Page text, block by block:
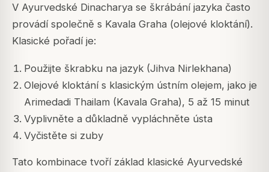
V Ayurvedské Dinacharya se škrábání jazyka často
provádí společně s Kavala Graha (olejové kloktání).
Klasické pořadí je:
Použijte škrabku na jazyk (Jihva Nirlekhana)
Olejové kloktání s klasickým ústním olejem, jako je
Arimedadi Thailam (Kavala Graha), 5 až 15 minut
Vyplivněte a důkladně vypláchněte ústa
Vyčistěte si zuby
Tato kombinace tvoří základ klasické Ayurvedské